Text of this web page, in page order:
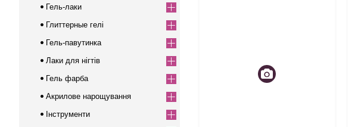
Гель-лаки
Глиттерные гелі
Гель-павутинка
Лаки для нігтів
Гель фарба
Акрилове нарощування
Інструменти